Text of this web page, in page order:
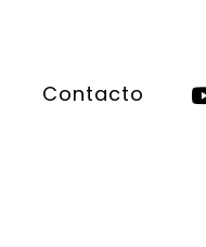
Contacto